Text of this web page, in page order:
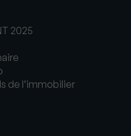
2025
de l’immobilier